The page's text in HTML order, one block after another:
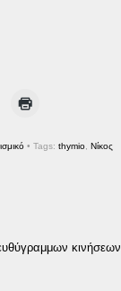
• Tags:thymio ,Νίκος
κινήσεων